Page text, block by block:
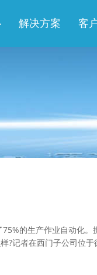
解决方案 客
的生产作业自动化
?记者在西门子公司位